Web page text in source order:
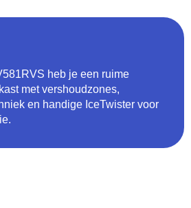
heb je een ruime
met vershoudzones,
en handige IceTwister voor